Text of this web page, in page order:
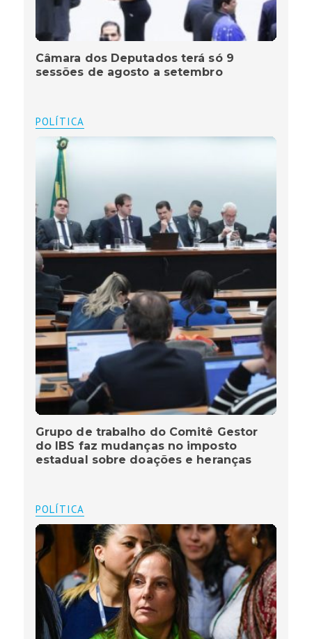
Câmara dos Deputados terá só 9
sessões de agosto a setembro
POLÍTICA
Grupo de trabalho do Comitê Gestor
do IBS faz mudanças no imposto
estadual sobre doações e heranças
POLÍTICA